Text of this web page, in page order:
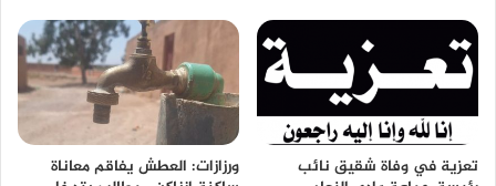
تعزية في وفاة شقيق نائب
ورزازات: العطش يفاقم معاناة